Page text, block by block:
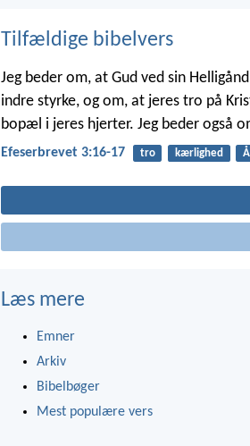
Tilfældige bibelvers
Jeg beder om, at Gud ved sin
indre styrke, og om, at jeres tro på
bopæl i jeres hjerter. Jeg beder også
Efeserbrevet 3:16-17 tro kærlighed
Læs mere
Emner
Arkiv
Bibelbøger
Mest populære vers